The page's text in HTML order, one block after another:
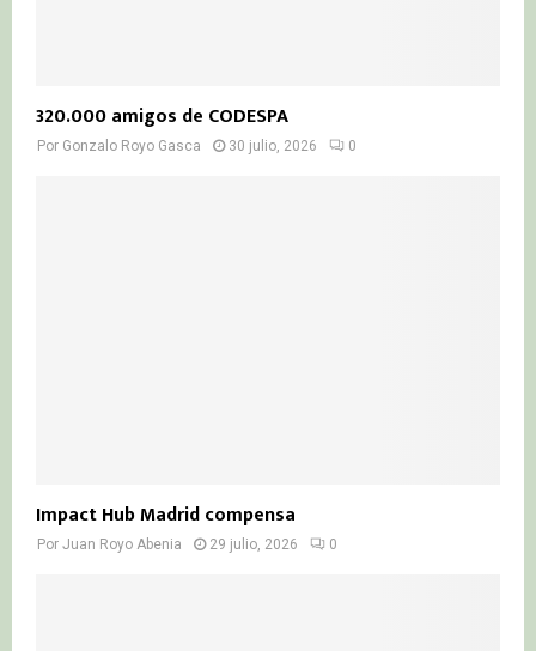
320.000 amigos de CODESPA
Por Gonzalo Royo Gasca 30 julio, 2026 0
Impact Hub Madrid compensa
Por Juan Royo Abenia 29 julio, 2026 0